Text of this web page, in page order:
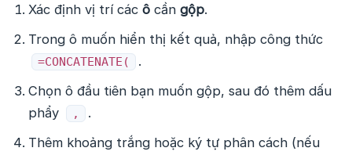
Xác định vị trí cácô cầngộp.
Trong ô muốn hiển thị kết quả, nhập công thức
=CONCATENATE(
.
Chọn ô đầu tiên bạn muốn gộp, sau đó thêm dấu
phẩy
,
.
Thêm khoảng trắng hoặc ký tự phân cách (nếu